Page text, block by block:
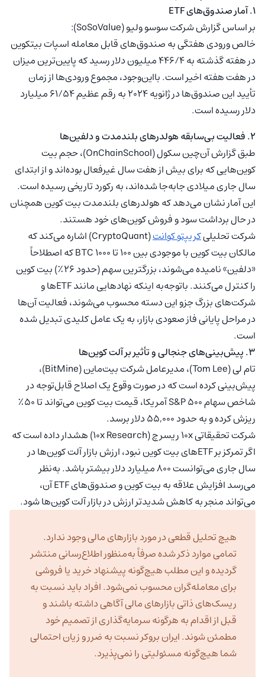
۱. آمار صندوق‌های ETF
بر اساس گزارش شرکت سوسو ولیو (SoSoValue):
خالص ورودی هفتگی به صندوق‌های قابل معامله اسپات بیتکوین
در هفته گذشته به ۴۴۶/۴ میلیون دلار رسید که پایین‌ترین میزان
در هفت هفته اخیر است. بااین‌وجود، مجموع ورودی‌ها از زمان
تأیید این صندوق‌ها در ژانویه ۲۰۲۴ به رقم عظیم ۶۱/۵۴ میلیارد
دلار رسیده است.
۲. فعالیت بی‌سابقه هولدرهای بلندمدت و دلفین‌ها
طبق گزارش آن‌چین سکول (OnChainSchool)، حجم بیت
کوین‌هایی که برای بیش از هفت سال غیرفعال بوده‌اند و از ابتدای
سال جاری میلادی جابه‌جا شده‌اند، به رکورد تاریخی رسیده است.
این آمار نشان می‌دهد که هولدرهای بلندمدت بیت کوین همچنان
در حال برداشت سود و فروش کوین‌های خود هستند.
شرکت تحلیلیکریپتو کوانت
(CryptoQuant) اشاره می‌کند که
مالکان بیت کوین با موجودی بین ۱۰۰ تا ۱۰۰۰ BTC که اصطلاحاً
«دلفین» نامیده می‌شوند، بزرگترین سهم (حدود ۲۶٪) بیت کوین
را کنترل می‌کنند. باتوجه‌‌به اینکه نهادهایی مانند ETFها و
شرکت‌های بزرگ جزو این دسته محسوب می‌شوند، فعالیت آن‌ها
در مراحل پایانی فاز صعودی بازار، به یک عامل کلیدی تبدیل شده
است.
۳. پیش‌بینی‌های جنجالی و تأثیر بر آلت کوین‌ها
تام لی (Tom Lee)، مدیرعامل شرکت بیت‌ماین (BitMine)،
پیش‌بینی کرده است که در صورت وقوع یک اصلاح قابل‌توجه در
شاخص سهام S&P 500 آمریکا، قیمت بیت کوین می‌تواند تا ۵۰٪
ریزش کرده و به حدود ۵۵,۰۰۰ دلار برسد.
شرکت تحقیقاتی ۱۰x ریسرچ (10x Research) هشدار داده است که
اگر تمرکز بر ETFهای بیت کوین نبود، ارزش بازار آلت کوین‌ها در
سال جاری می‌توانست ۸۰۰ میلیارد دلار بیشتر باشد. به‌نظر
می‌رسد افزایش علاقه به بیت کوین و صندوق‌های ETF آن،
می‌تواند منجر به کاهش شدیدتر ارزش در بازار آلت کوین‌ها شود.
هیچ تحلیل قطعی در مورد بازارهای مالی وجود ندارد.
تمامی موارد ذکر شده صرفاً به‌منظور اطلاع‌رسانی منتشر
گردیده و این مطلب هیچ‌گونه پیشنهاد خرید یا فروشی
برای معامله‌گران محسوب نمی‌شود. افراد باید نسبت به
ریسک‌های ذاتی بازارهای مالی آگاهی داشته باشند و
قبل از اقدام به هرگونه سرمایه‌گذاری از تصمیم خود
مطمئن شوند. ایران بروکر نسبت به ضرر و زیان احتمالی
شما هیچ‌گونه مسئولیتی را نمی‌پذیرد.